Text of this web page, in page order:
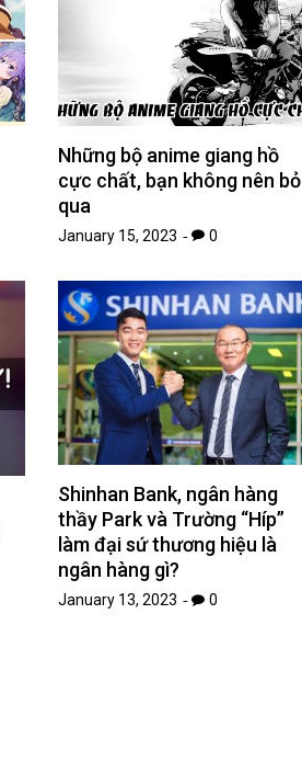
Những bộ anime giang hồ
cực chất, bạn không nên bỏ
qua
January 15, 2023 0
Shinhan Bank, ngân hàng
thầy Park và Trường “Híp”
làm đại sứ thương hiệu là
ngân hàng gì?
January 13, 2023 0